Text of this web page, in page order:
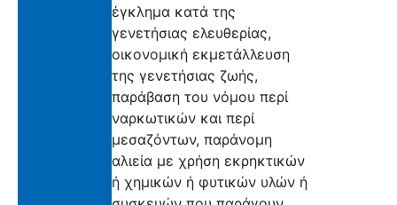
έγκλημα κατά της
γενετήσιας ελευθερίας,
οικονομική εκμετάλλευση
της γενετήσιας ζωής,
παράβαση του νόμου περί
ναρκωτικών και περί
μεσαζόντων, παράνομη
αλιεία με χρήση εκρηκτικών
ή χημικών ή φυτικών υλών ή